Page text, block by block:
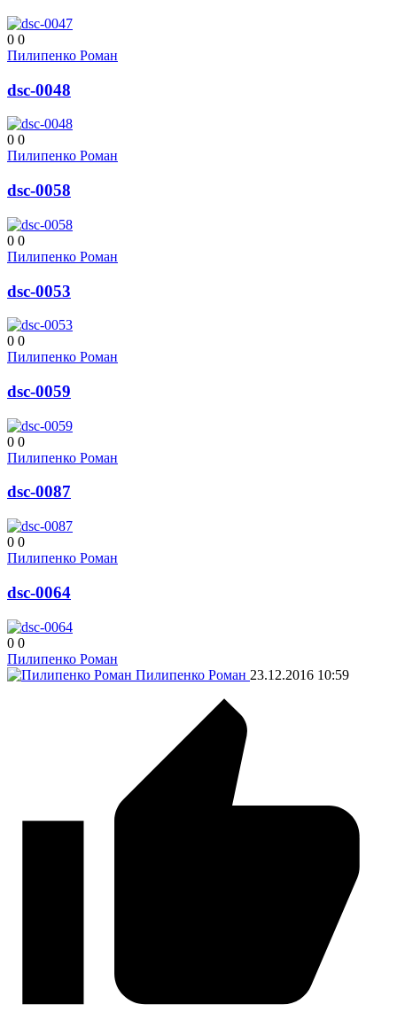
0 0
Пилипенко Роман
dsc-0048
0 0
Пилипенко Роман
dsc-0058
0 0
Пилипенко Роман
dsc-0053
0 0
Пилипенко Роман
dsc-0059
0 0
Пилипенко Роман
dsc-0087
0 0
Пилипенко Роман
dsc-0064
0 0
Пилипенко Роман
Пилипенко Роман 23.12.2016 10:59